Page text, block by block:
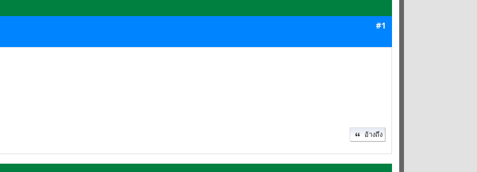
#1
อ้างถึง